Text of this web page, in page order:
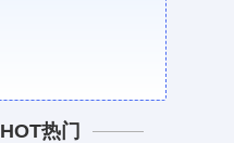
HOT热门